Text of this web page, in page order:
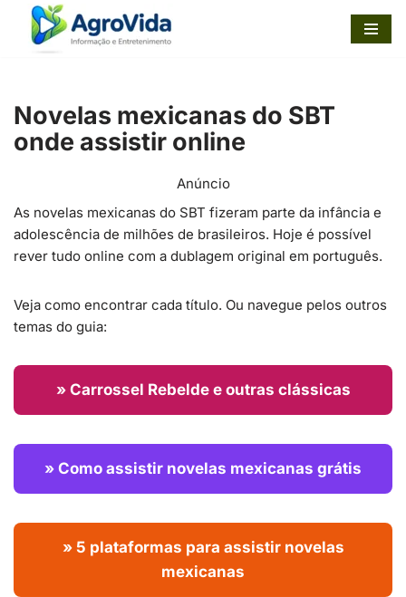
Pular
conteúdo
Novelas mexicanas do SBT
onde assistir online
Anúncio
As novelas mexicanas do SBT fizeram parte da infância e
adolescência de milhões de brasileiros. Hoje é possível
rever tudo online com a dublagem original em português.
Veja como encontrar cada título. Ou navegue pelos outros
temas do guia:
» Carrossel Rebelde e outras clássicas
» Como assistir novelas mexicanas grátis
» 5 plataformas para assistir novelas
mexicanas